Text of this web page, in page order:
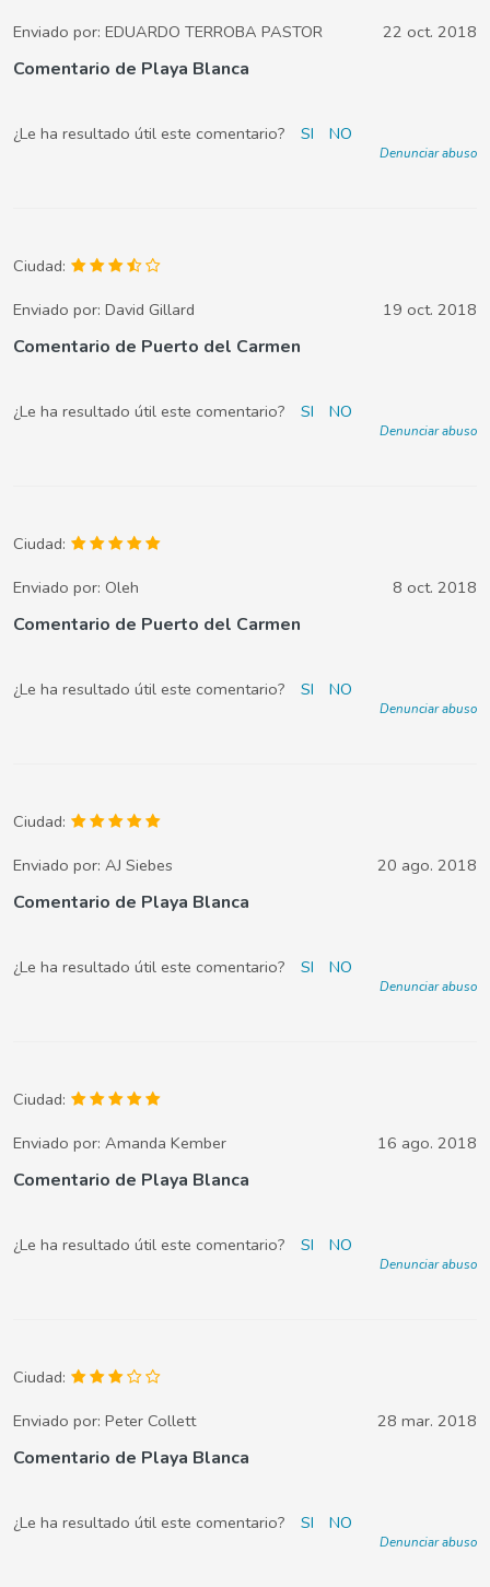
Enviado por: EDUARDO TERROBA PASTOR 22 oct. 2018
Comentario de Playa Blanca
¿Le ha resultado útil este comentario? SI NO
Denunciar abuso
Ciudad:
Enviado por: David Gillard 19 oct. 2018
Comentario de Puerto del Carmen
¿Le ha resultado útil este comentario? SI NO
Denunciar abuso
Ciudad:
Enviado por: Oleh 8 oct. 2018
Comentario de Puerto del Carmen
¿Le ha resultado útil este comentario? SI NO
Denunciar abuso
Ciudad:
Enviado por: AJ Siebes 20 ago. 2018
Comentario de Playa Blanca
¿Le ha resultado útil este comentario? SI NO
Denunciar abuso
Ciudad:
Enviado por: Amanda Kember 16 ago. 2018
Comentario de Playa Blanca
¿Le ha resultado útil este comentario? SI NO
Denunciar abuso
Ciudad:
Enviado por: Peter Collett 28 mar. 2018
Comentario de Playa Blanca
¿Le ha resultado útil este comentario? SI NO
Denunciar abuso